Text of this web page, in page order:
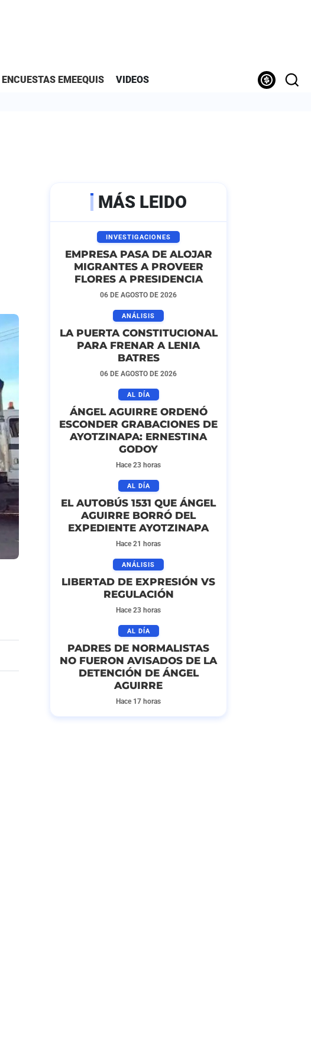
ENCUESTAS EMEEQUIS VIDEOS
MÁS LEIDO
INVESTIGACIONES
EMPRESA PASA DE ALOJAR
MIGRANTES A PROVEER
FLORES A PRESIDENCIA
06 DE AGOSTO DE 2026
ANÁLISIS
LA PUERTA CONSTITUCIONAL
PARA FRENAR A LENIA
BATRES
06 DE AGOSTO DE 2026
AL DÍA
ÁNGEL AGUIRRE ORDENÓ
ESCONDER GRABACIONES DE
AYOTZINAPA: ERNESTINA
GODOY
Hace 23 horas
AL DÍA
EL AUTOBÚS 1531 QUE ÁNGEL
AGUIRRE BORRÓ DEL
EXPEDIENTE AYOTZINAPA
Hace 21 horas
ANÁLISIS
LIBERTAD DE EXPRESIÓN VS
REGULACIÓN
Hace 23 horas
AL DÍA
PADRES DE NORMALISTAS
NO FUERON AVISADOS DE LA
DETENCIÓN DE ÁNGEL
AGUIRRE
Hace 17 horas